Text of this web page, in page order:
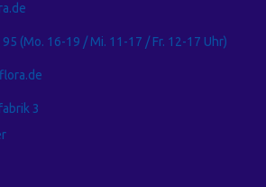
(Mo. 16-19 / Mi. 11-17 / Fr. 12-17 Uhr)
3